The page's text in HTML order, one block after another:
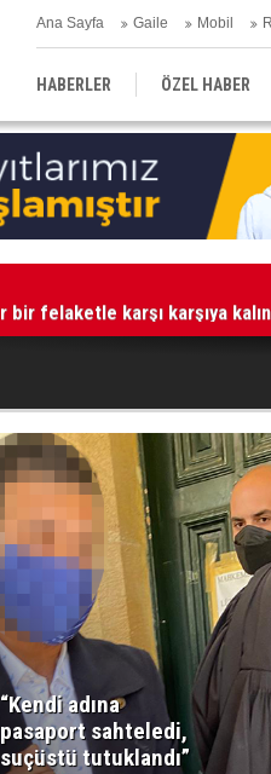
Ana Sayfa Gaile Mobil
HABERLER ÖZEL HABER
EĞİTİM YEREL
bir felaketle karşı karşıya
“Kendi adına
pasaport sahteledi,
suçüstü tutuklandı”